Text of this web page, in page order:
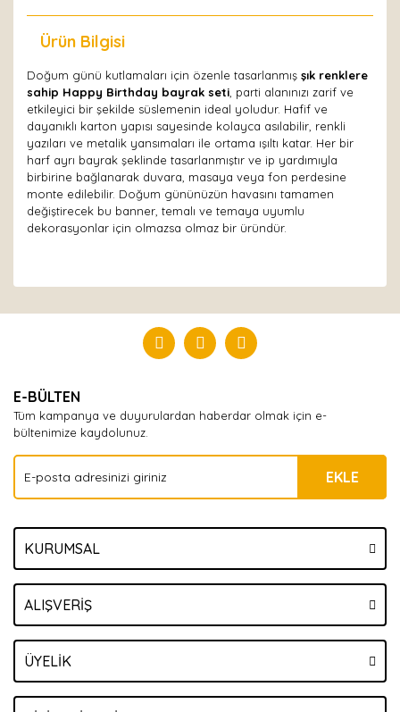
Ürün Bilgisi
Doğum günü kutlamaları için özenle tasarlanmış şık renklere
sahip Happy Birthday bayrak seti , parti alanınızı zarif ve
etkileyici bir şekilde süslemenin ideal yoludur. Hafif ve
dayanıklı karton yapısı sayesinde kolayca asılabilir, renkli
yazıları ve metalik yansımaları ile ortama ışıltı katar. Her bir
harf ayrı bayrak şeklinde tasarlanmıştır ve ip yardımıyla
birbirine bağlanarak duvara, masaya veya fon perdesine
monte edilebilir. Doğum gününüzün havasını tamamen
değiştirecek bu banner, temalı ve temaya uyumlu
dekorasyonlar için olmazsa olmaz bir üründür.
Yorum Yaz
E-BÜLTEN
Tüm kampanya ve duyurulardan haberdar olmak için e-
bültenimize kaydolunuz.
EKLE
KURUMSAL
ALIŞVERİŞ
ÜYELİK